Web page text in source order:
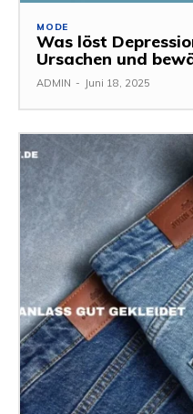
MODE
Was löst
Ursachen und
ADMIN - Juni 18, 2025